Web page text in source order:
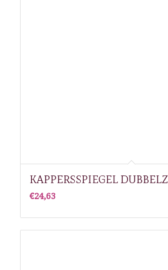
KAPPERSSPIEGEL
€24,63